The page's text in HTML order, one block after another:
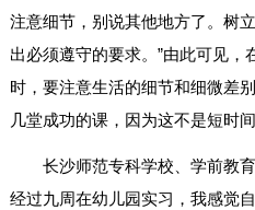
注意细节，别说其他地方了。树
出必须遵守的要求。”由此可见，
时，要注意生活的细节和细微差
几堂成功的课，因为这不是短时
长沙师范专科学校、学前教
经过九周在幼儿园实习，我感觉